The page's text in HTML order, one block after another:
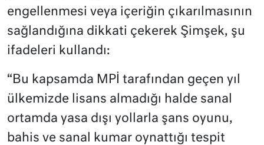
engellenmesi veya içeriğin çıkarılmasının
sağlandığına dikkati çekerek Şimşek, şu
ifadeleri kullandı:
“Bu kapsamda MPİ tarafından geçen yıl
ülkemizde lisans almadığı halde sanal
ortamda yasa dışı yollarla şans oyunu,
bahis ve sanal kumar oynattığı tespit